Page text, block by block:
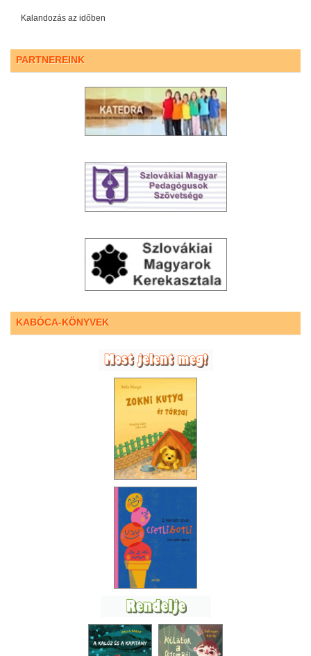
Kalandozás az időben
PARTNEREINK
KABÓCA-KÖNYVEK